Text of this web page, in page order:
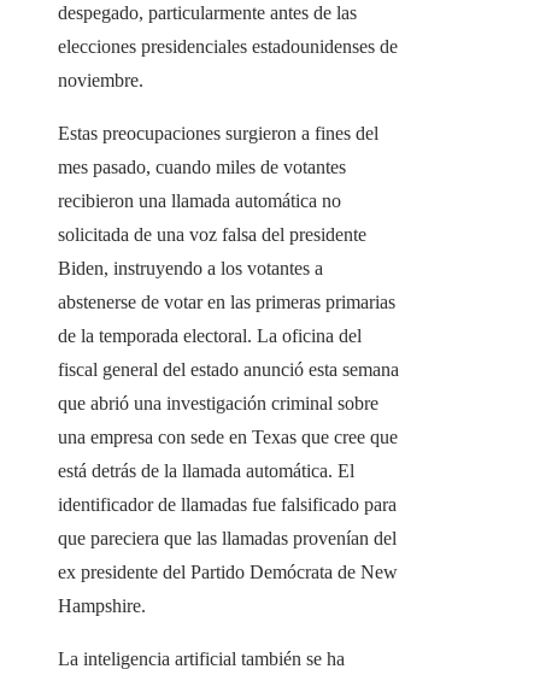
despegado, particularmente antes de las
elecciones presidenciales estadounidenses de
noviembre.
Estas preocupaciones surgieron a fines del
mes pasado, cuando miles de votantes
recibieron una llamada automática no
solicitada de una voz falsa del presidente
Biden, instruyendo a los votantes a
abstenerse de votar en las primeras primarias
de la temporada electoral. La oficina del
fiscal general del estado anunció esta semana
que abrió una investigación criminal sobre
una empresa con sede en Texas que cree que
está detrás de la llamada automática. El
identificador de llamadas fue falsificado para
que pareciera que las llamadas provenían del
ex presidente del Partido Demócrata de New
Hampshire.
La inteligencia artificial también se ha